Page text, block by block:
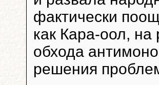
фактически
как Кара-оол,
обхода
решения